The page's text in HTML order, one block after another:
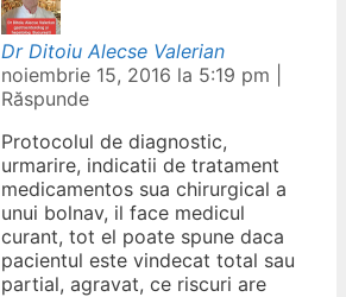
Dr Ditoiu Alecse Valerian
noiembrie 15, 2016 la 5:19 pm
Răspunde
Protocolul de diagnostic,
urmarire, indicatii de tratament
medicamentos sua chirurgical a
unui bolnav, il face medicul
curant, tot el poate spune daca
pacientul este vindecat total sau
partial, agravat, ce riscuri are